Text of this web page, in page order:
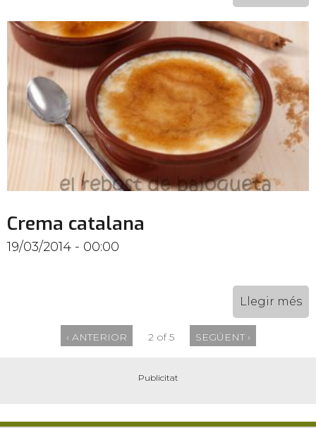
Crema catalana
19/03/2014 - 00:00
Llegir més
‹ ANTERIOR 2 of 5 SEGÜENT ›